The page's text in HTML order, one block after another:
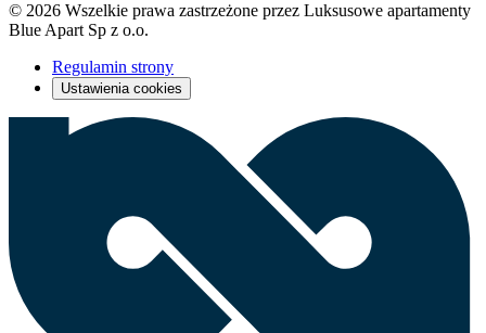
© 2026 Wszelkie prawa zastrzeżone przez Luksusowe apartamenty
Blue Apart Sp z o.o.
Regulamin strony
Ustawienia cookies